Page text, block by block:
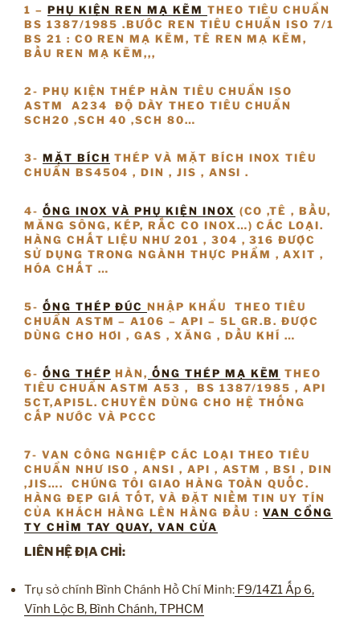
1 – PHỤ KIỆN REN MẠ KẼM THEO TIÊU CHUẨN
BS 1387/1985 .BƯỚC REN TIÊU CHUẨN ISO 7/1
BS 21 : CO REN MẠ KẼM, TÊ REN MẠ KẼM,
BẦU REN MẠ KẼM,,,
2- PHỤ KIỆN THÉP HÀN TIÊU CHUẨN ISO
ASTM A234 ĐỘ DÀY THEO TIÊU CHUẨN
SCH20 ,SCH 40 ,SCH 80…
3- MẶT BÍCH THÉP VÀ MẶT BÍCH INOX TIÊU
CHUẨN BS4504 , DIN , JIS , ANSI .
4- ỐNG INOX VÀ PHỤ KIỆN INOX (CO ,TÊ , BẦU,
MĂNG SÔNG, KÉP, RẮC CO INOX…) CÁC LOẠI.
HÀNG CHẤT LIỆU NHƯ 201 , 304 , 316 ĐƯỢC
SỬ DỤNG TRONG NGÀNH THỰC PHẨM , AXIT ,
HÓA CHẤT …
5- ỐNG THÉP ĐÚCNHẬP KHẨU THEO TIÊU
CHUẨN ASTM – A106 – API – 5L GR.B. ĐƯỢC
DÙNG CHO HƠI , GAS , XĂNG , DẦU KHÍ …
6- ỐNG THÉP HÀN, ỐNG THÉP MẠ KẼM THEO
TIÊU CHUẨN ASTM A53 , BS 1387/1985 , API
5CT,API5L. CHUYÊN DÙNG CHO HỆ THỐNG
CẤP NƯỚC VÀ PCCC
7- VAN CÔNG NGHIỆP CÁC LOẠI THEO TIÊU
CHUẨN NHƯ ISO , ANSI , API , ASTM , BSI , DIN
,JIS…. CHÚNG TÔI GIAO HÀNG TOÀN QUỐC.
HÀNG ĐẸP GIÁ TỐT, VÀ ĐẶT NIỀM TIN UY TÍN
CỦA KHÁCH HÀNG LÊN HÀNG ĐẦU : VAN CỔNG
TY CHÌM TAY QUAY, VAN CỬA
LIÊN HỆ ĐỊA CHỈ:
Trụ sở chính Bình Chánh Hồ Chí Minh: F9/14Z1 Ấp 6,
Vĩnh Lộc B, Bình Chánh, TPHCM